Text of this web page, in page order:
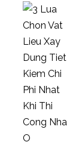
thông báo